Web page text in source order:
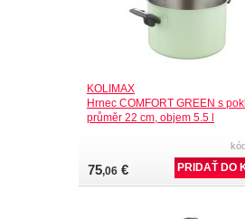
KOLIMAX
Hrnec COMFORT GREEN s
průměr 22 cm, objem 5.5 l
75,06 €